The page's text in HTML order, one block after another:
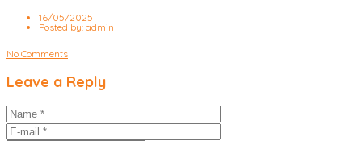
16/05/2025
Posted by: admin
No Comments
Leave a Reply